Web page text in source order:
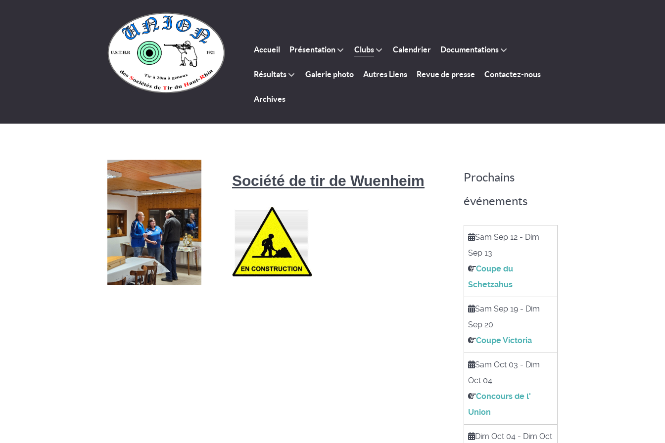
Accueil Présentation Clubs Calendrier Documentations
Résultats Galerie photo Autres Liens Revue de presse Contactez-nous
Archives
Société de tir de Wuenheim
Prochains
événements
Sam Sep 12 - Dim
Sep 13
Coupe du
Schetzahus
Sam Sep 19 - Dim
Sep 20
Coupe Victoria
Sam Oct 03 - Dim
Oct 04
Concours de l'
Union
Dim Oct 04 - Dim Oct